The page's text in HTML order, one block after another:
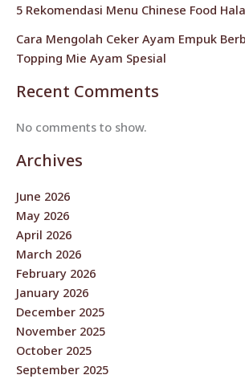
5 Rekomendasi Menu Chinese Food
Cara Mengolah Ceker Ayam Empuk
Topping Mie Ayam Spesial
Recent Comments
No comments to show.
Archives
June 2026
May 2026
April 2026
March 2026
February 2026
January 2026
December 2025
November 2025
October 2025
September 2025